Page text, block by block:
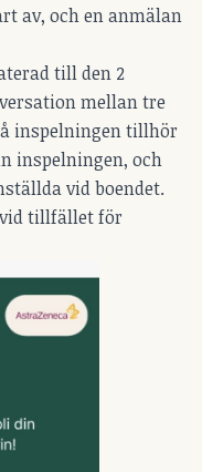
av, och en anmälan
till den 2
mellan tre
inspelningen tillhör
inspelningen, och
vid boendet.
vid tillfället för